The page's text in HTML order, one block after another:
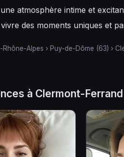
Rhône-Alpes › Puy-de-Dôme (63) ›
atmosphère intime et
des moments uniques et
à Clermont-Ferrand